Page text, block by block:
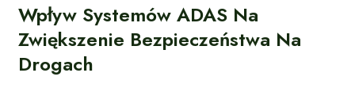
Wpływ Systemów ADAS Na
Zwiększenie Bezpieczeństwa Na
Drogach